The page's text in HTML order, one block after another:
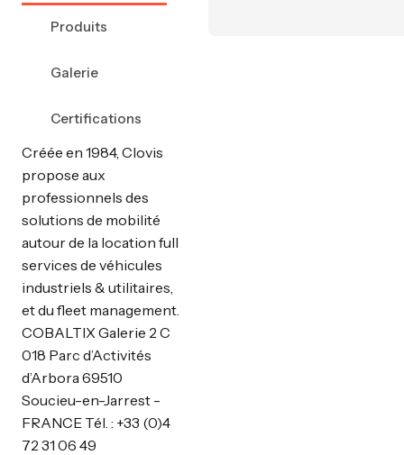
Produits
Galerie
Certifications
Créée en 1984, Clovis
propose aux
professionnels des
solutions de mobilité
autour de la location full
services de véhicules
industriels & utilitaires,
et du fleet management.
COBALTIX Galerie 2 C
018 Parc d’Activités
d’Arbora 69510
Soucieu-en-Jarrest -
FRANCE Tél. : +33 (0)4
72 31 06 49